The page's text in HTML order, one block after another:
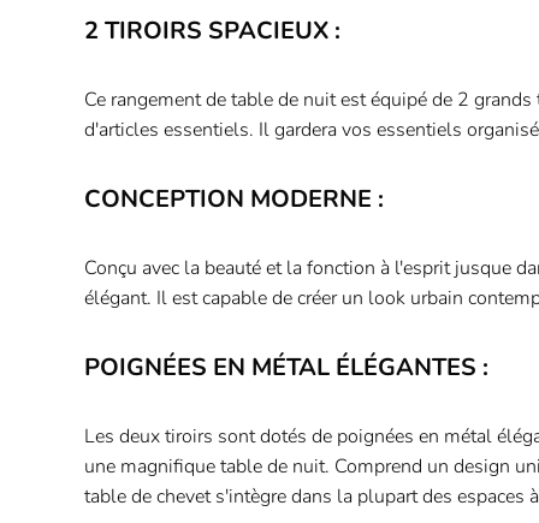
2 TIROIRS SPACIEUX :
Ce rangement de table de nuit est équipé de 2
d'articles essentiels. Il gardera vos essentiels
CONCEPTION MODERNE :
Conçu avec la beauté et la fonction à l'esprit jusque
élégant. Il est capable de créer un look urbain
POIGNÉES EN MÉTAL ÉLÉGANTES :
Les deux tiroirs sont dotés de poignées en métal
une magnifique table de nuit. Comprend un design
table de chevet s'intègre dans la plupart des espaces